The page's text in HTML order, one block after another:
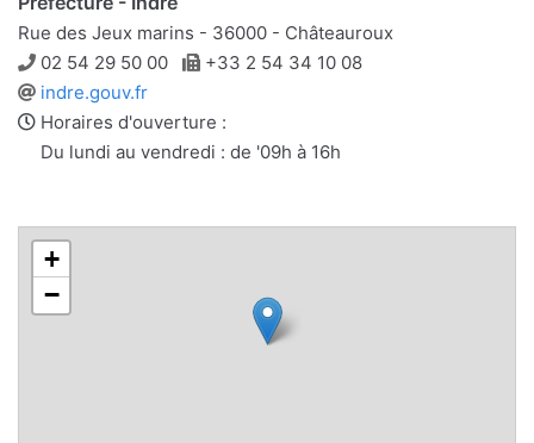
Rue des Jeux marins - 36000 - Châteauroux
Téléphone
02 54 29 50 00 Télécopie
+33 2 54 34 10 08
Site
web
indre.gouv.fr
Horaires d'ouverture :
Du lundi au vendredi : de '09h à 16h
+
−